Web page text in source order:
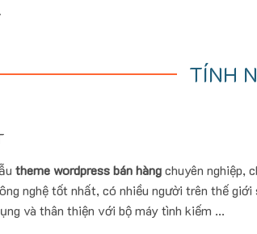
TÍNH
theme wordpress bán hàngchuyên nghiệp,
nghệ tốt nhất, có nhiều người trên thế giới
và thân thiện với bộ máy tình kiếm ...